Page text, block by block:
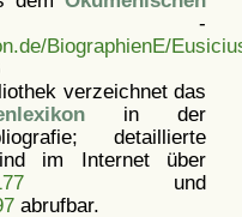
BiographienE/
verzeichnet das
in der
detaillierte
im Internet über
und
abrufbar.